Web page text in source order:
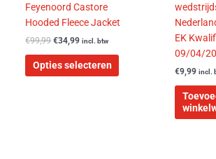
Feyenoord Castore
Hooded Fleece Jacket
€99,99 €34,99 incl. btw
Opties selecteren
de
productpaginaEK
09/04/
€9,99 incl.